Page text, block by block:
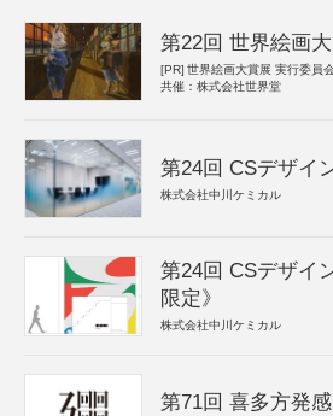
第22回 世界絵画
[PR] 世界絵画大賞展 実行委員
共催：株式会社世界堂
第24回 CSデザイ
株式会社中川ケミカル
第24回 CSデザイ
限定》
株式会社中川ケミカル
第71回 喜多方発